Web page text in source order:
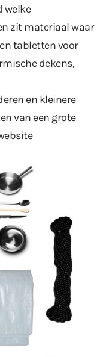
welke
zit materiaal waar
tabletten voor
dekens,
en kleinere
van een grote